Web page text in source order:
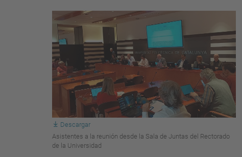
Descargar
Asistentes a la reunión desde la Sala de Juntas del Rectorado
de la Universidad